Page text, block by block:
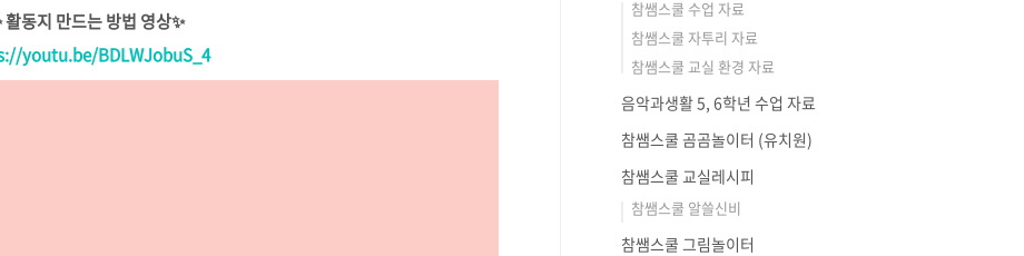
활동지 만드는 방법 영상✨
youtu.be/BDLWJobuS_4
참쌤스쿨 수업 자료
참쌤스쿨 자투리 자료
참쌤스쿨 교실 환경 자료
음악과생활 5, 6학년 수업 자료
참쌤스쿨 곰곰놀이터 (유치원)
참쌤스쿨 교실레시피
참쌤스쿨 알쓸신비
참쌤스쿨 그림놀이터